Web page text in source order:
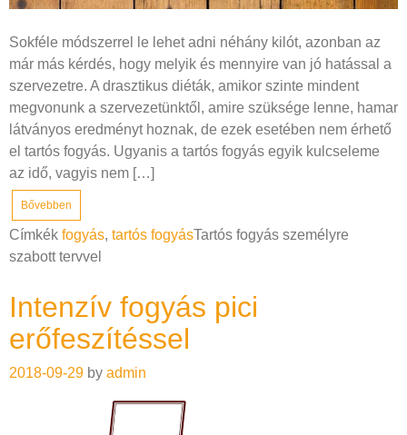
Sokféle módszerrel le lehet adni néhány kilót, azonban az
már más kérdés, hogy melyik és mennyire van jó hatással a
szervezetre. A drasztikus diéták, amikor szinte mindent
megvonunk a szervezetünktől, amire szüksége lenne, hamar
látványos eredményt hoznak, de ezek esetében nem érhető
el tartós fogyás. Ugyanis a tartós fogyás egyik kulcseleme
az idő, vagyis nem […]
Bővebben
Címkék fogyás, tartós fogyásTartós fogyás személyre
szabott tervvel
Intenzív fogyás pici
erőfeszítéssel
2018-09-29 by admin